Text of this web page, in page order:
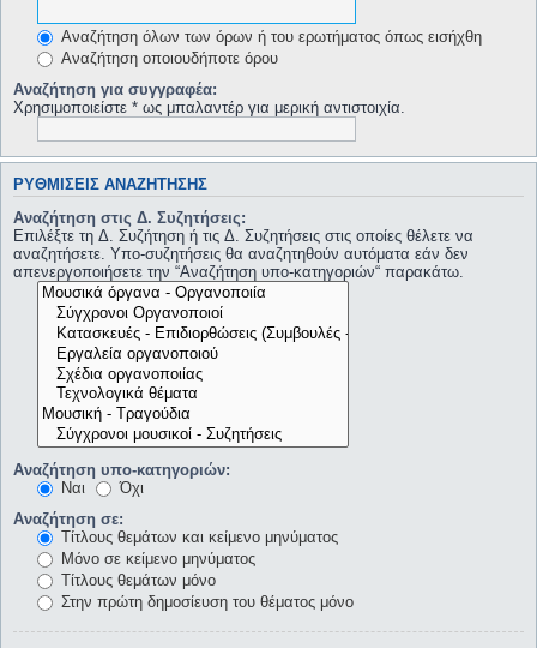
Αναζήτηση όλων των όρων ή του ερωτήματος όπως εισήχθη
Αναζήτηση οποιουδήποτε όρου
Αναζήτηση για συγγραφέα:
Χρησιμοποιείστε * ως μπαλαντέρ για μερική αντιστοιχία.
ΡΥΘΜΊΣΕΙΣ ΑΝΑΖΉΤΗΣΗΣ
Αναζήτηση στις Δ. Συζητήσεις:
Επιλέξτε τη Δ. Συζήτηση ή τις Δ. Συζητήσεις στις οποίες θέλετε να
αναζητήσετε. Υπο-συζητήσεις θα αναζητηθούν αυτόματα εάν δεν
απενεργοποιήσετε την “Αναζήτηση υπο-κατηγοριών“ παρακάτω.
Αναζήτηση υπο-κατηγοριών:
Ναι
Όχι
Αναζήτηση σε:
Τίτλους θεμάτων και κείμενο μηνύματος
Μόνο σε κείμενο μηνύματος
Τίτλους θεμάτων μόνο
Στην πρώτη δημοσίευση του θέματος μόνο